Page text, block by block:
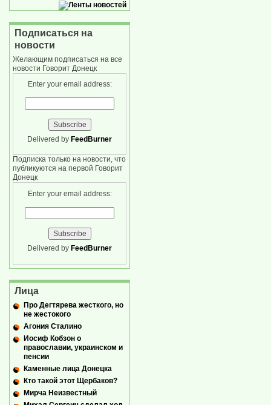
Подписаться на
новости
Желающим подписаться на все
новости Говорит Донецк
Enter your email address:
Delivered by FeedBurner
Подписка только на новости, что
публикуются на первой Говорит
Донецк
Enter your email address:
Delivered by FeedBurner
Лица
Про Дегтярева жесткого, но
не жестокого
Агония Сталино
Иосиф Кобзон о
православии, украинском и
пенсии
Каменные лица Донецка
Кто такой этот Щербаков?
Мирча Неизвестный